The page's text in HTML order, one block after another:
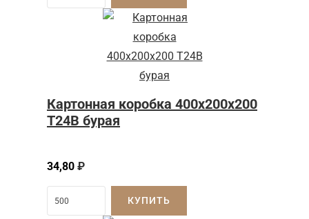
Картонная коробка 400x200x200
Т24B бурая
34,80 ₽
КУПИТЬ